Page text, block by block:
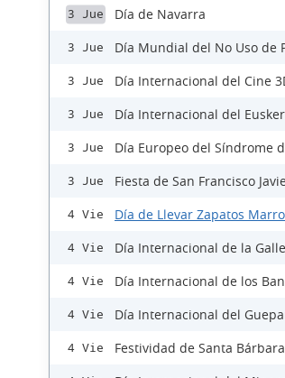
3 Jue Día de Navarra
3 Jue Día Mundial del No Uso de
3 Jue Día Internacional del Cine
3 Jue Día Internacional del
3 Jue Día Europeo del Síndrome
3 Jue Fiesta de San Francisco
4 Vie Día de Llevar Zapatos
4 Vie Día Internacional de la
4 Vie Día Internacional de los
4 Vie Día Internacional del
4 Vie Festividad de Santa Bárbara